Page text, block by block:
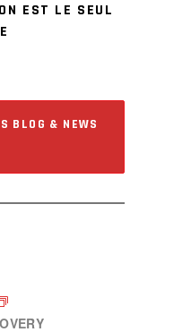
EST LE SEUL
BLOG & NEWS